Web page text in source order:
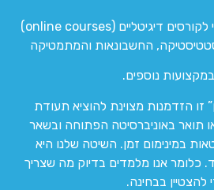
המרכז המוביל והמקצועי לקורסים דיגיטליים (online courses)
החשבונאות והמתמטיקה
במקצועות נוספים.
זו הזדמנות מצוינת להוציא תעודת
תואר באוניברסיטה הפתוחה ובשאר
במינימום זמן. השיטה שלנו היא
כלומר אנו מלמדים בדיוק מה שצריך
להצטיין בבחינה.